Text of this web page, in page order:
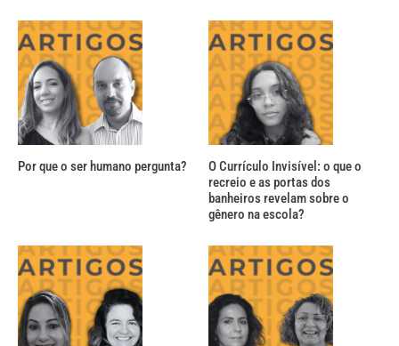
Por que o ser humano pergunta?
O Currículo Invisível: o que o
recreio e as portas dos
banheiros revelam sobre o
gênero na escola?